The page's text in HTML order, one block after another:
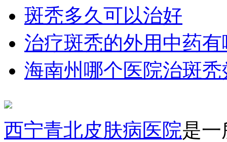
斑秃多久可以治好
治疗斑秃的外用中药有
海南州哪个医院治斑
西宁青北皮肤病医院是